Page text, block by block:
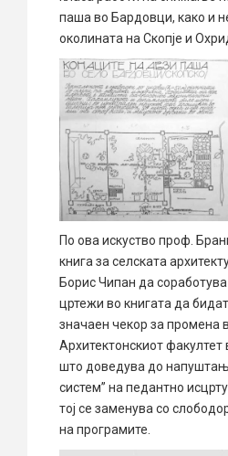
паша во Бардовци, како и
околината на Скопје и
По ова искуство проф.
книга за селската
Борис Чипан да соработува
цртежи во книгата да
значаен чекор за промена
Архитектонскиот факултет
што доведува до
систем” на педантно
тој се заменува со
на програмите.